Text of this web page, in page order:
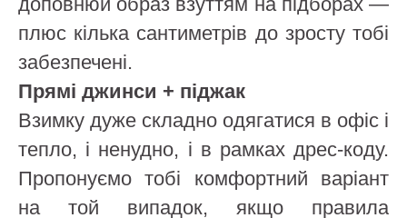
плюс кілька сантиметрів до зросту тобі
забезпечені.
Прямі джинси + піджак
Взимку дуже складно одягатися в офіс і
тепло, і ненудно, і в рамках дрес-коду.
Пропонуємо тобі комфортний варіант
на той випадок, якщо правила